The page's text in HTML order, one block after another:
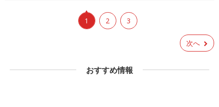
1 2 3
次へ
おすすめ情報